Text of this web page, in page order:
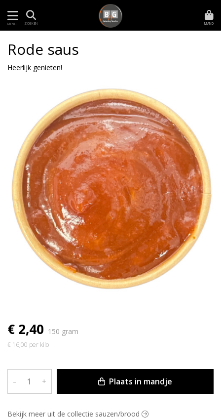
MENU ZOEKEN MAND
Rode saus
Heerlijk genieten!
€ 2,40 150 gram
€ 16,00 per kilo
– + Plaats in mandje
Bekijk meer uit de collectie sauzen/brood